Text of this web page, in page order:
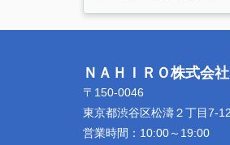
ＮＡＨＩＲＯ株式会社
〒150-0046
東京都渋谷区松濤２丁目7-
営業時間： 10:00～19:00